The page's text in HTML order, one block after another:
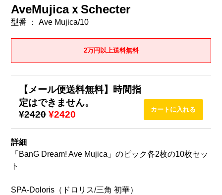
AveMujicaｘSchecter
型番 ： Ave Mujica/10
2万円以上送料無料
【メール便送料無料】時間指
定はできません。
¥2420 ¥2420
詳細
「BanG Dream! Ave Mujica」のピック各2枚の10枚セッ
ト
SPA-Doloris（ドロリス/三角 初華）